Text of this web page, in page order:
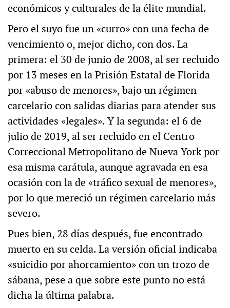
económicos y culturales de la élite mundial.
Pero el suyo fue un «curro» con una fecha de
vencimiento o, mejor dicho, con dos. La
primera: el 30 de junio de 2008, al ser recluido
por 13 meses en la Prisión Estatal de Florida
por «abuso de menores», bajo un régimen
carcelario con salidas diarias para atender sus
actividades «legales». Y la segunda: el 6 de
julio de 2019, al ser recluido en el Centro
Correccional Metropolitano de Nueva York por
esa misma carátula, aunque agravada en esa
ocasión con la de «tráfico sexual de menores»,
por lo que mereció un régimen carcelario más
severo.
Pues bien, 28 días después, fue encontrado
muerto en su celda. La versión oficial indicaba
«suicidio por ahorcamiento» con un trozo de
sábana, pese a que sobre este punto no está
dicha la última palabra.